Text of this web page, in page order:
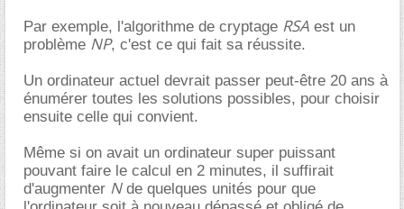
Par exemple, l'algorithme de cryptage RSA est un
problème NP, c'est ce qui fait sa réussite.
Un ordinateur actuel devrait passer peut-être 20 ans à
énumérer toutes les solutions possibles, pour choisir
ensuite celle qui convient.
Même si on avait un ordinateur super puissant
pouvant faire le calcul en 2 minutes, il suffirait
d'augmenter Nde quelques unités pour que